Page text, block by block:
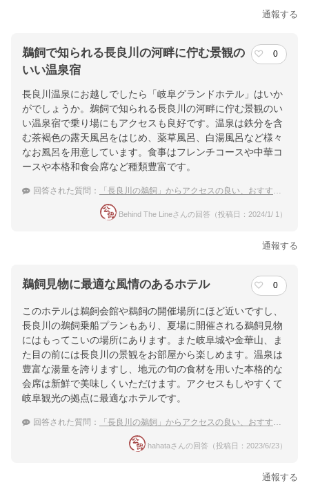
通報する
鵜飼で知られる長良川の河畔に佇む景観の
いい温泉宿
0
長良川温泉にお越しでしたら「岐阜グランドホテル」はいか
がでしょうか。鵜飼で知られる長良川の河畔に佇む景観のい
い温泉宿で乗り場にもアクセスも良好です。温泉は鉄分を含
む茶褐色の露天風呂をはじめ、薬草風呂、白湯風呂など様々
なお風呂を用意しています。食事はフレンチコースや中華コ
ースや本格和食会席など種類豊富です。
回答された質問： 「長良川の鵜飼」からアクセスの良い、おすすめの温泉宿を教えてください
Behind The Lineさんの回答（投稿日：2024/1/ 1）
通報する
鵜飼見物に最適な風情のあるホテル 0
このホテルは鵜飼会館や鵜飼の開催場所にほど近いですし、
長良川の鵜飼乗船プランもあり、夏場に開催される鵜飼見物
にはもってこいの場所にあります。また岐阜城や金華山、ま
た目の前には長良川の景観をお部屋から楽しめます。温泉は
豊富な湯量を誇りますし、地元の旬の食材を用いた本格的な
会席は新鮮で美味しくいただけます。アクセスもしやすくて
岐阜観光の拠点に最適なホテルです。
回答された質問： 「長良川の鵜飼」からアクセスの良い、おすすめの温泉宿を教えてください
hahataさんの回答（投稿日：2023/6/23）
通報する